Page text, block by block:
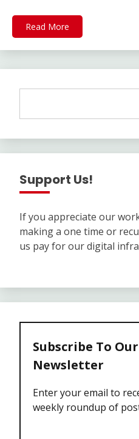
Read More
Support Us!
If you appreciate our
making a one time or
us pay for our digital
Subscribe To Our
Newsletter
Enter your email to
weekly roundup of